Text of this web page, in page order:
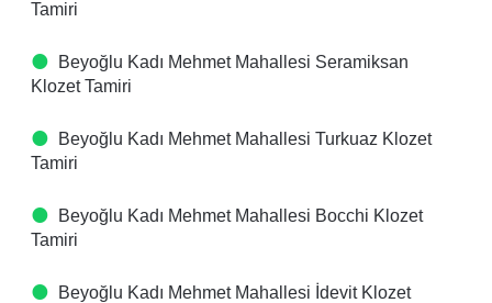
Tamiri
Beyoğlu Kadı Mehmet Mahallesi Seramiksan
Klozet Tamiri
Beyoğlu Kadı Mehmet Mahallesi Turkuaz Klozet
Tamiri
Beyoğlu Kadı Mehmet Mahallesi Bocchi Klozet
Tamiri
Beyoğlu Kadı Mehmet Mahallesi İdevit Klozet